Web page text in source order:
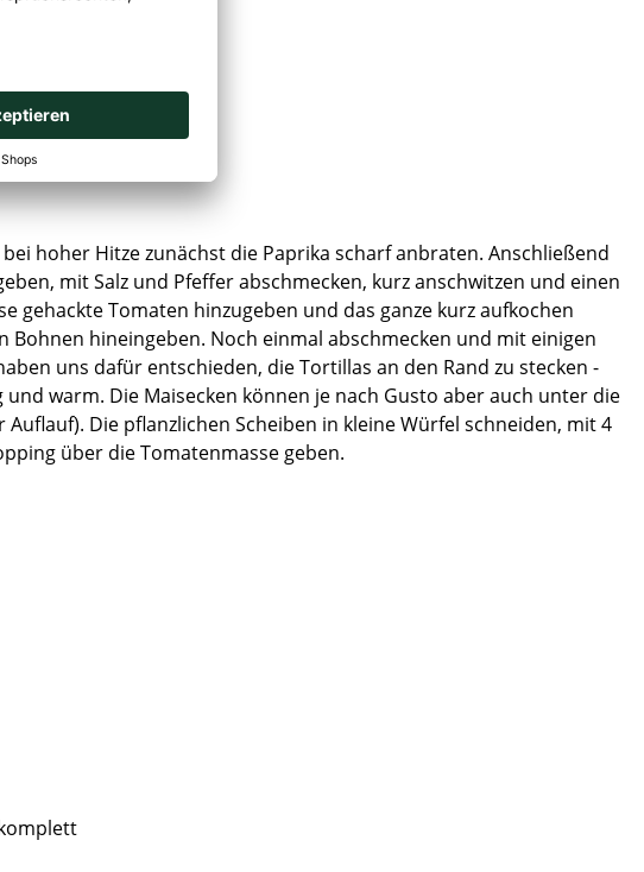
hoher Hitze zunächst die Paprika scharf anbraten. Anschließend
mit Salz und Pfeffer abschmecken, kurz anschwitzen und einen
gehackte Tomaten hinzugeben und das ganze kurz aufkochen
Bohnen hineingeben. Noch einmal abschmecken und mit einigen
uns dafür entschieden, die Tortillas an den Rand zu stecken -
warm. Die Maisecken können je nach Gusto aber auch unter die
Die pflanzlichen Scheiben in kleine Würfel schneiden, mit 4
über die Tomatenmasse geben.